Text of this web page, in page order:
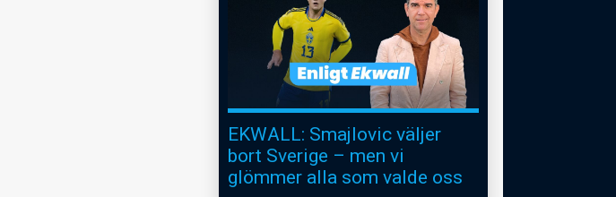
EKWALL: Smajlovic väljer
bort Sverige – men vi
glömmer alla som valde oss